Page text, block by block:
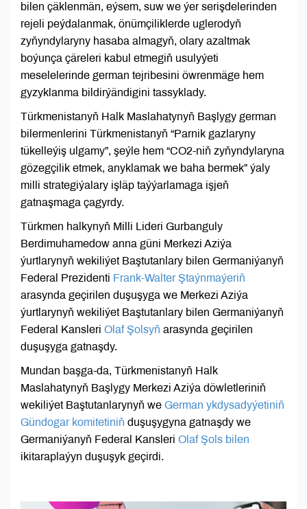
bilen çäklenmän, eýsem, suw we ýer serişdelerinden
rejeli peýdalanmak, önümçiliklerde uglerodyň
zyňyndylaryny hasaba almagyň, olary azaltmak
boýunça çäreleri kabul etmegiň usulyýeti
meselelerinde german tejribesini öwrenmäge hem
gyzyklanma bildirýändigini tassyklady.
Türkmenistanyň Halk Maslahatynyň Başlygy german
bilermenlerini Türkmenistanyň “Parnik gazlaryny
tükelleýiş ulgamy”, şeýle hem “CO2-niň zyňyndylaryna
gözegçilik etmek, anyklamak we baha bermek” ýaly
milli strategiýalary işläp taýýarlamaga işjeň
gatnaşmaga çagyrdy.
Türkmen halkynyň Milli Lideri Gurbanguly
Berdimuhamedow anna güni Merkezi Aziýa
ýurtlarynyň wekiliýet Baştutanlary bilen Germaniýanyň
Federal Prezidenti Frank-Walter Ştaýnmaýeriň
arasynda geçirilen duşuşyga we Merkezi Aziýa
ýurtlarynyň wekiliýet Baştutanlary bilen Germaniýanyň
Federal Kansleri Olaf Şolsyň arasynda geçirilen
duşuşyga gatnaşdy.
Mundan başga-da, Türkmenistanyň Halk
Maslahatynyň Başlygy Merkezi Aziýa döwletleriniň
wekiliýet Baştutanlarynyň we German ykdysadyýetiniň
Gündogar komitetiniň duşuşygyna gatnaşdy we
Germaniýanyň Federal Kansleri Olaf Şols bilen
ikitaraplaýyn duşuşyk geçirdi.